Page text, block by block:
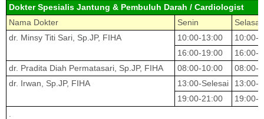
Dokter Spesialis Jantung & Pembuluh Darah / Cardiologist
Nama Dokter
Senin
Selasa
dr. Minsy Titi Sari, Sp.JP, FIHA
10:00-13:00
10:00-
16:00-19:00
16:00-
dr. Pradita Diah Permatasari, Sp.JP, FIHA
08:00-10:00
08:00-
dr. Irwan, Sp.JP, FIHA
13:00-Selesai
13:00-
19:00-21:00
19:00-